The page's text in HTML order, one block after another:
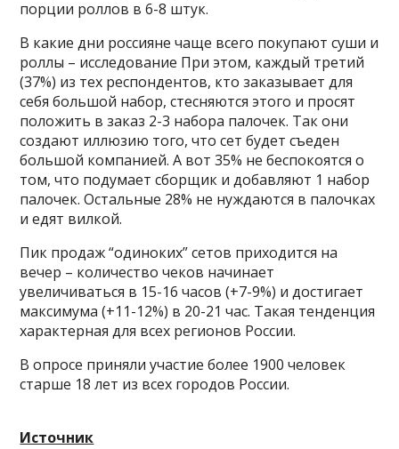
порции роллов в 6-8 штук.
В какие дни россияне чаще всего покупают суши и
роллы – исследование При этом, каждый третий
(37%) из тех респондентов, кто заказывает для
себя большой набор, стесняются этого и просят
положить в заказ 2-3 набора палочек. Так они
создают иллюзию того, что сет будет съеден
большой компанией. А вот 35% не беспокоятся о
том, что подумает сборщик и добавляют 1 набор
палочек. Остальные 28% не нуждаются в палочках
и едят вилкой.
Пик продаж “одиноких” сетов приходится на
вечер – количество чеков начинает
увеличиваться в 15-16 часов (+7-9%) и достигает
максимума (+11-12%) в 20-21 час. Такая тенденция
характерная для всех регионов России.
В опросе приняли участие более 1900 человек
старше 18 лет из всех городов России.
Источник